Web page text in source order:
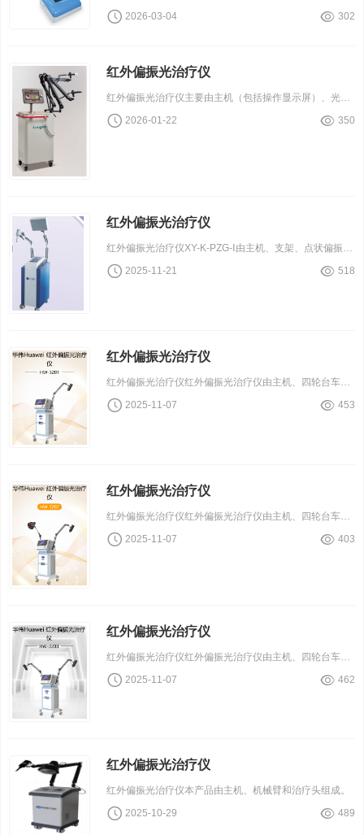
2026-03-04 302
红外偏振光治疗仪
红外偏振光治疗仪主要由主机（包括操作显示屏）、光纤、支臂、治疗头和手控停止开关组成。
2026-01-22 350
红外偏振光治疗仪
2025-11-21 518
红外偏振光治疗仪
红外偏振光治疗仪红外偏振光治疗仪由主机、四轮台车、悬臂、辐射器、治疗头、钯灯、电源线和紧急停止开关组成
2025-11-07 453
红外偏振光治疗仪
红外偏振光治疗仪红外偏振光治疗仪由主机、四轮台车、悬臂、辐射器、治疗头、钯灯、电源线和紧急停止开关组成。
2025-11-07 403
红外偏振光治疗仪
红外偏振光治疗仪红外偏振光治疗仪由主机、四轮台车、悬臂、辐射器、治疗头、钯灯、电源线和紧急停止开关组成。
2025-11-07 462
红外偏振光治疗仪
红外偏振光治疗仪本产品由主机、机械臂和治疗头组成。
2025-10-29 489